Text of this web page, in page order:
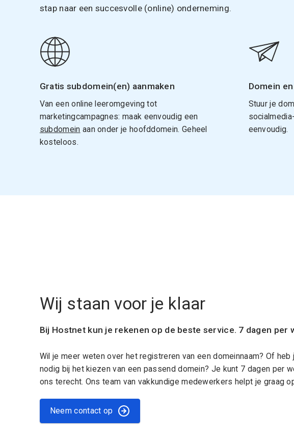
stap naar een succesvolle (online) onderneming.
Gratis subdomein(en) aanmaken
Van een online leeromgeving tot
marketingcampagnes: maak eenvoudig een
subdomein aan onder je hoofddomein. Geheel
kosteloos.
Domein
Stuur je
eenvoudig.
Wij staan voor je klaar
Bij Hostnet kun je rekenen op de beste service. 7 dagen per
Wil je meer weten over het registreren van een domeinnaam? Of heb
nodig bij het kiezen van een passend domein? Je kunt 7 dagen per
ons terecht. Ons team van vakkundige medewerkers helpt je graag
Neem contact op